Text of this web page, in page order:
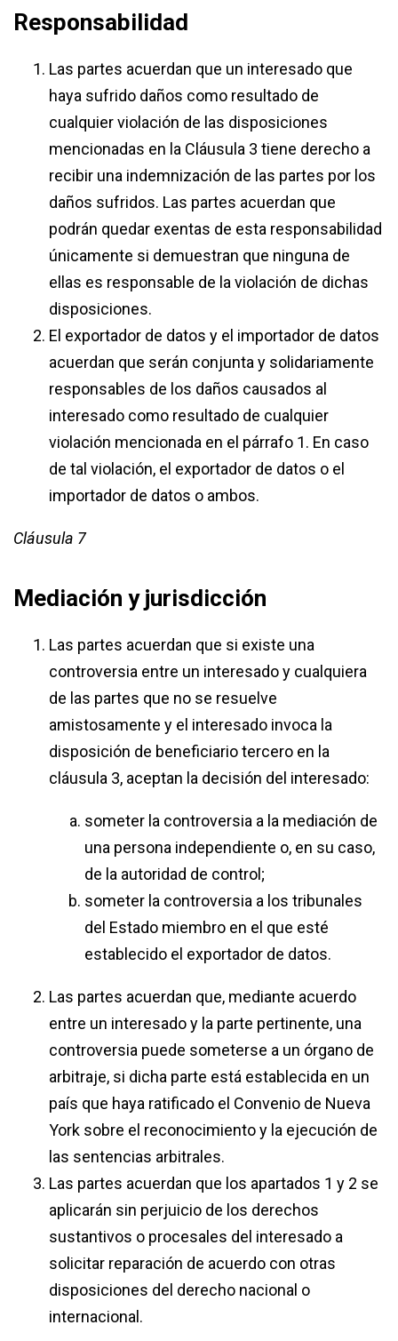
Responsabilidad
Las partes acuerdan que un interesado que
haya sufrido daños como resultado de
cualquier violación de las disposiciones
mencionadas en la Cláusula 3 tiene derecho a
recibir una indemnización de las partes por los
daños sufridos. Las partes acuerdan que
podrán quedar exentas de esta responsabilidad
únicamente si demuestran que ninguna de
ellas es responsable de la violación de dichas
disposiciones.
El exportador de datos y el importador de datos
acuerdan que serán conjunta y solidariamente
responsables de los daños causados al
interesado como resultado de cualquier
violación mencionada en el párrafo 1. En caso
de tal violación, el exportador de datos o el
importador de datos o ambos.
Cláusula 7
Mediación y jurisdicción
Las partes acuerdan que si existe una
controversia entre un interesado y cualquiera
de las partes que no se resuelve
amistosamente y el interesado invoca la
disposición de beneficiario tercero en la
cláusula 3, aceptan la decisión del interesado:
someter la controversia a la mediación de
una persona independiente o, en su caso,
de la autoridad de control;
someter la controversia a los tribunales
del Estado miembro en el que esté
establecido el exportador de datos.
Las partes acuerdan que, mediante acuerdo
entre un interesado y la parte pertinente, una
controversia puede someterse a un órgano de
arbitraje, si dicha parte está establecida en un
país que haya ratificado el Convenio de Nueva
York sobre el reconocimiento y la ejecución de
las sentencias arbitrales.
Las partes acuerdan que los apartados 1 y 2 se
aplicarán sin perjuicio de los derechos
sustantivos o procesales del interesado a
solicitar reparación de acuerdo con otras
disposiciones del derecho nacional o
internacional.